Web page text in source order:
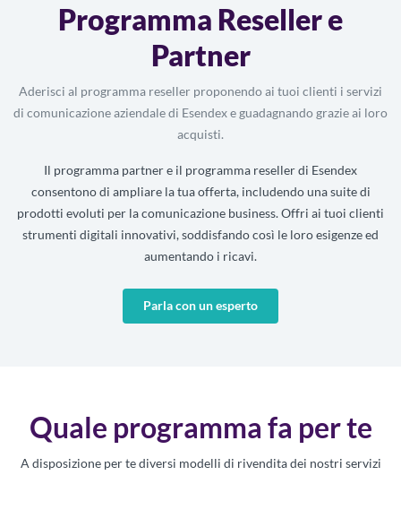
Programma Reseller e
Partner
Aderisci al programma reseller proponendo ai tuoi clienti i servizi
di comunicazione aziendale di Esendex e guadagnando grazie ai loro
acquisti.
Il programma partner e il programma reseller di Esendex
consentono di ampliare la tua offerta, includendo una suite di
prodotti evoluti per la comunicazione business. Offri ai tuoi clienti
strumenti digitali innovativi, soddisfando così le loro esigenze ed
aumentando i ricavi.
Parla con un esperto
Quale programma fa per te
A disposizione per te diversi modelli di rivendita dei nostri servizi